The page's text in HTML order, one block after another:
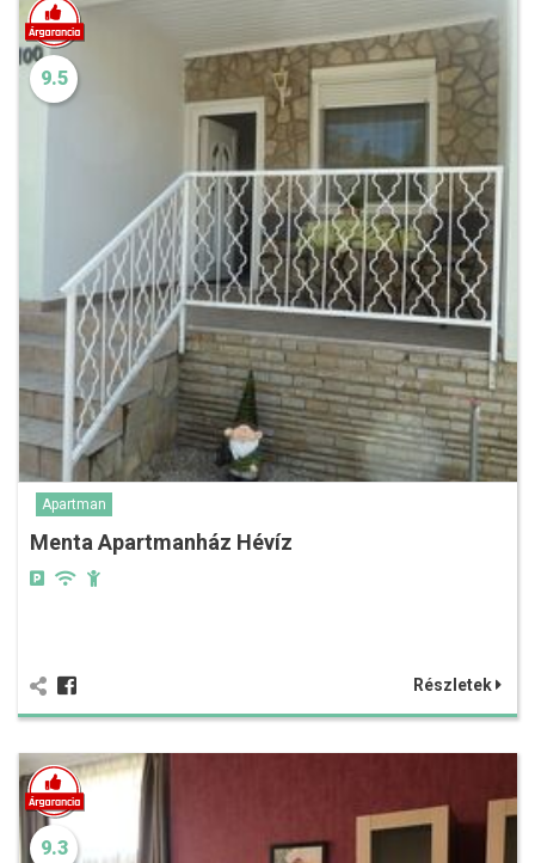
9.5
Apartman
Menta Apartmanház Hévíz
Részletek
9.3